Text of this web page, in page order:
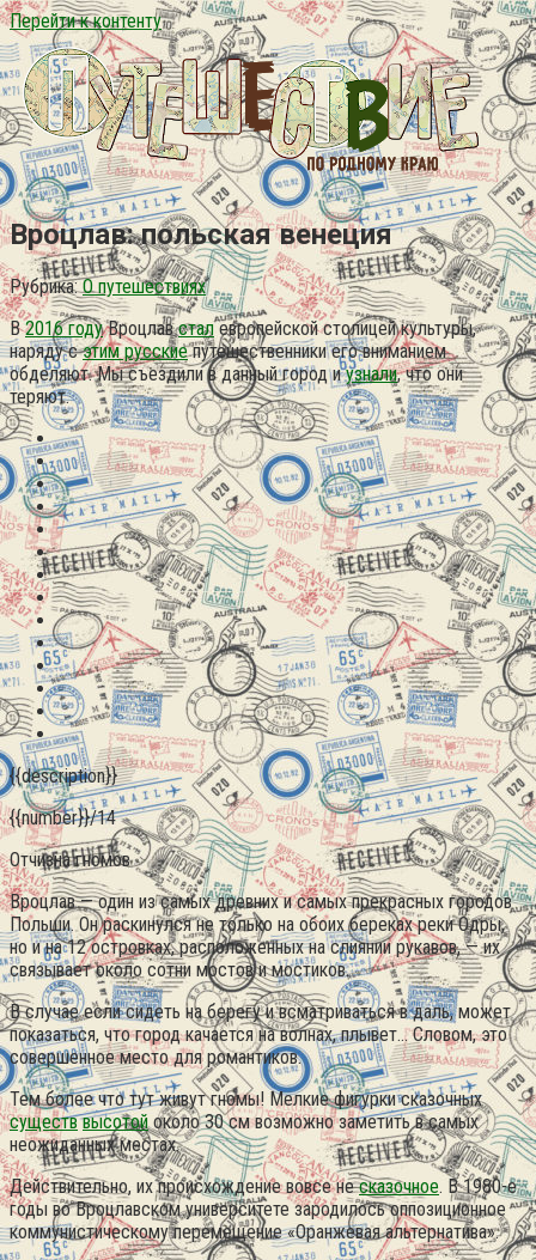
Перейти к контенту
Вроцлав: польская венеция
Рубрика: О путешествиях
В2016 годуВроцлавсталевропейской столицей культуры,
наряду сэтим русскиепутешественники его вниманием
обделяют. Мы съездили в данный город иузнали, что они
теряют.
{{description}}
{{number}}/14
Отчизна гномов
Вроцлав — один из самых древних и самых прекрасных городов
Польши. Он раскинулся не только на обоих береках реки Одры,
но и на 12 островках, расположенных на слиянии рукавов, — их
связывает около сотни мостов и мостиков.
В случае если сидеть на берегу и всматриваться в даль, может
показаться, что город качается на волнах, плывет…Словом, это
совершенное место для романтиков.
Тем более что тут живут гномы! Мелкие фигурки сказочных
существ высотойоколо 30 см возможно заметить в самых
неожиданных местах.
Действительно, их происхождение вовсе несказочное. В 1980-е
годы во Вроцлавском университете зародилось оппозиционное
коммунистическому перемещение «Оранжевая альтернатива».